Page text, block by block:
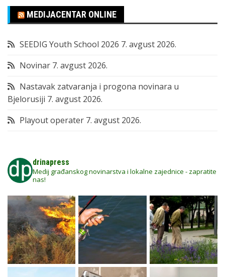
MEDIJACENTAR ONLINE
SEEDIG Youth School 2026 7. avgust 2026.
Novinar 7. avgust 2026.
Nastavak zatvaranja i progona novinara u
Bjelorusiji 7. avgust 2026.
Playout operater 7. avgust 2026.
drinapress
Medij građanskog novinarstva i lokalne zajednice - zapratite
nas!